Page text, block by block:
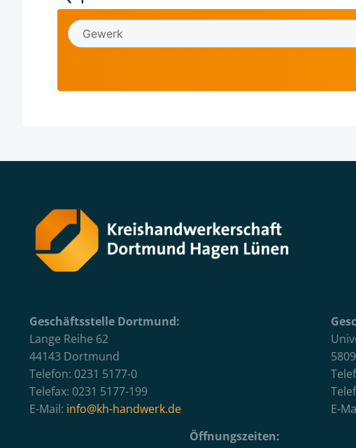
Geschäftsstelle Dortmund:
Lange Reihe 62
44143 Dortmund
Telefon: 0231 5177-0
Telefax: 0231 5177-199
E-Mail: info@kh-handwerk.de
E-
Öffnungszeiten: